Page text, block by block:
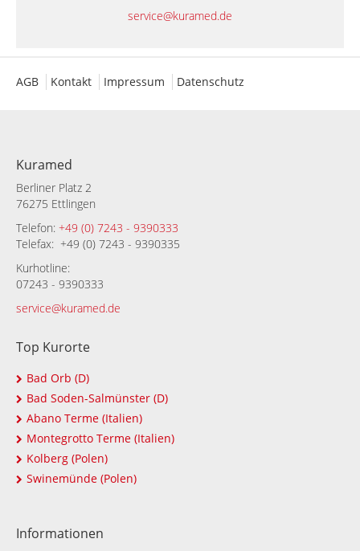
service@kuramed.de
AGB Kontakt Impressum Datenschutz
Kuramed
Berliner Platz 2
76275 Ettlingen
Telefon: +49 (0) 7243 - 9390333
Telefax: +49 (0) 7243 - 9390335
Kurhotline:
07243 - 9390333
service@kuramed.de
Top Kurorte
Bad Orb (D)
Bad Soden-Salmünster (D)
Abano Terme (Italien)
Montegrotto Terme (Italien)
Kolberg (Polen)
Swinemünde (Polen)
Informationen